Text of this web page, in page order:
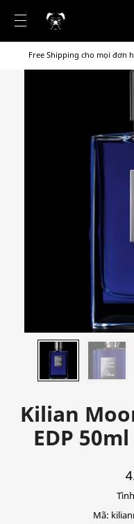
Free Shipping cho mọi đơn
Kilian
EDP
Mã: